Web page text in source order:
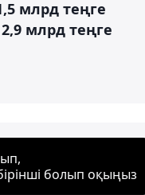
млрд теңге
млрд теңге
болып оқыңыз